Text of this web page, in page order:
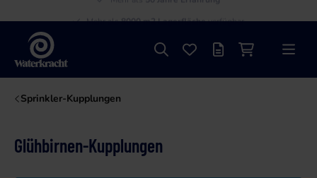
Waterkracht
SucheFavoritenAngebotslisteMenü
Sprinkler-Kupplungen
Glühbirnen-Kupplungen